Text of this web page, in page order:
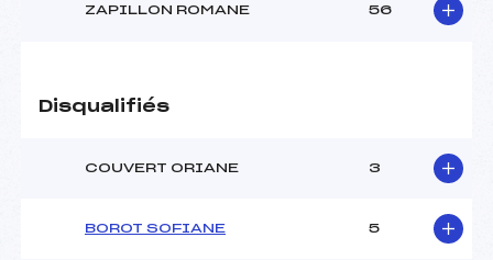
ZAPILLON ROMANE 56
Disqualifiés
COUVERT ORIANE 3
BOROT SOFIANE 5